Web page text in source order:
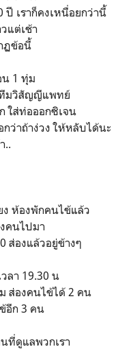
ปี เราก็คงเหนื่อยกว่านี้
แต่เช้า
ฏข้อนี้
น 1 ทุ่ม
มวิสัญญีแพทย์
ใส่ท่อออกซิเจน
ว่าถ้าง่วง ให้หลับได้นะ
..
ง ห้องพักคนไข้แล้ว
คนไปมา
ส่องแล้วอยู่ข้างๆ
ลา 19.30 น
ส่องคนไข้ได้ 2 คน
อีก 3 คน
ที่ดูแลพวกเรา